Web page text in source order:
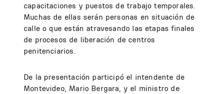
capacitaciones y puestos de trabajo temporales.
Muchas de ellas serán personas en situación de
calle o que están atravesando las etapas finales
de procesos de liberación de centros
penitenciarios.
De la presentación participó el intendente de
Montevideo, Mario Bergara, y el ministro de